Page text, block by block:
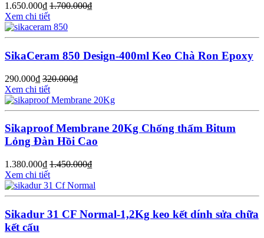
1.650.000₫ 1.700.000₫
Xem chi tiết
SikaCeram 850 Design-400ml Keo Chà Ron Epoxy
290.000₫ 320.000₫
Xem chi tiết
Sikaproof Membrane 20Kg Chống thấm Bitum
Lỏng Đàn Hồi Cao
1.380.000₫ 1.450.000₫
Xem chi tiết
Sikadur 31 CF Normal-1,2Kg keo kết dính sửa chữa
kết cấu